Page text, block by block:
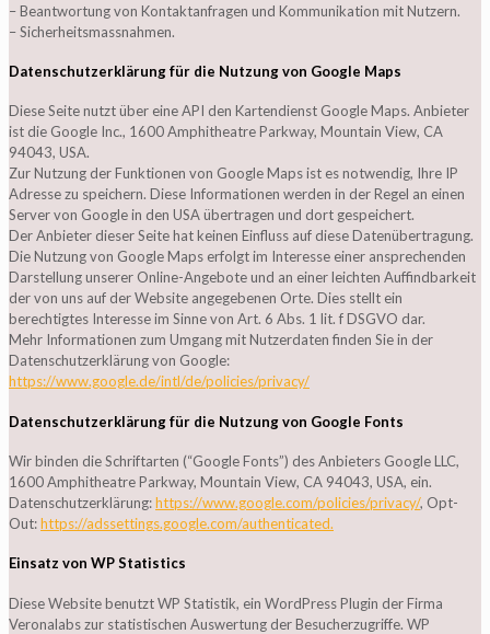
– Beantwortung von Kontaktanfragen und Kommunikation mit Nutzern.
– Sicherheitsmassnahmen.
Datenschutzerklärung für die Nutzung von Google Maps
Diese Seite nutzt über eine API den Kartendienst Google Maps. Anbieter
ist die Google Inc., 1600 Amphitheatre Parkway, Mountain View, CA
94043, USA.
Zur Nutzung der Funktionen von Google Maps ist es notwendig, Ihre IP
Adresse zu speichern. Diese Informationen werden in der Regel an einen
Server von Google in den USA übertragen und dort gespeichert.
Der Anbieter dieser Seite hat keinen Einfluss auf diese Datenübertragung.
Die Nutzung von Google Maps erfolgt im Interesse einer ansprechenden
Darstellung unserer Online-Angebote und an einer leichten Auffindbarkeit
der von uns auf der Website angegebenen Orte. Dies stellt ein
berechtigtes Interesse im Sinne von Art. 6 Abs. 1 lit. f DSGVO dar.
Mehr Informationen zum Umgang mit Nutzerdaten finden Sie in der
Datenschutzerklärung von Google:
https://www.google.de/intl/de/policies/privacy/
Datenschutzerklärung für die Nutzung von Google Fonts
Wir binden die Schriftarten (“Google Fonts”) des Anbieters Google LLC,
1600 Amphitheatre Parkway, Mountain View, CA 94043, USA, ein.
Datenschutzerklärung:https://www.google.com/policies/privacy/, Opt-
Out:https://adssettings.google.com/authenticated.
Einsatz von WP Statistics
Diese Website benutzt WP Statistik, ein WordPress Plugin der Firma
Veronalabs zur statistischen Auswertung der Besucherzugriffe. WP